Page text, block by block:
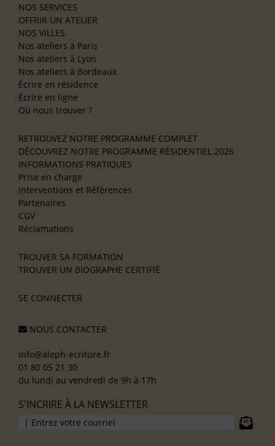
NOS SERVICES
OFFRIR UN ATELIER
NOS VILLES
Nos ateliers à Paris
Nos ateliers à Lyon
Nos ateliers à Bordeaux
Écrire en résidence
Écrire en ligne
Où nous trouver ?
RETROUVEZ NOTRE PROGRAMME COMPLET
DÉCOUVREZ NOTRE PROGRAMME RÉSIDENTIEL 2026
INFORMATIONS PRATIQUES
Prise en charge
Interventions et Références
Partenaires
CGV
Réclamations
TROUVER SA FORMATION
TROUVER UN BIOGRAPHE CERTIFIÉ
SE CONNECTER
NOUS CONTACTER
info@aleph-ecriture.fr
01 80 05 21 30
du lundi au vendredi de 9h à 17h
S'INCRIRE À LA NEWSLETTER